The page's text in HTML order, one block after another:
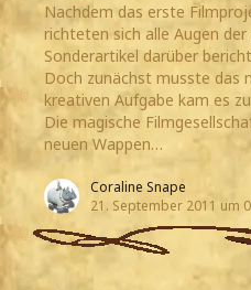
Nachdem das erste
richteten sich alle Augen
Sonderartikel darüber
Doch zunächst musste das
kreativen Aufgabe kam es
Die magische
neuen Wappen…
Coraline Snape
21. September 2011 um